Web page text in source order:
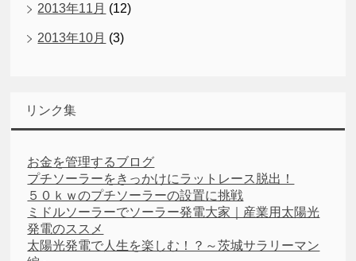
2013年11月 (12)
2013年10月 (3)
リンク集
お金を管理するブログ
プチソーラーをきっかけにラットレース脱出！
５０ｋｗのプチソーラーの設置に挑戦
ミドルソーラーでソーラー発電大家｜産業用太陽光
発電のススメ
太陽光発電で人生を楽しむ！？～茨城サラリーマン